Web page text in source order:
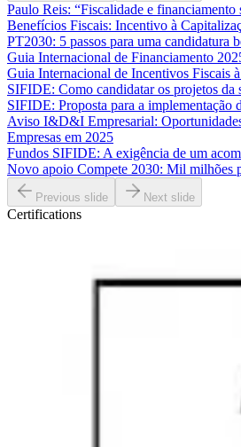
Paulo Reis: “Fiscalidade e financiamento
Benefícios Fiscais: Incentivo à
PT2030: 5 passos para uma candidatura
Guia Internacional de Financiamento
Guia Internacional de Incentivos Fiscais
SIFIDE: Como candidatar os projetos da
SIFIDE: Proposta para a implementação
Aviso I&D&I Empresarial:
Empresas em 2025
Fundos SIFIDE: A exigência de um
Novo apoio Compete 2030: Mil milhões
Previous slide Next slide
Certifications